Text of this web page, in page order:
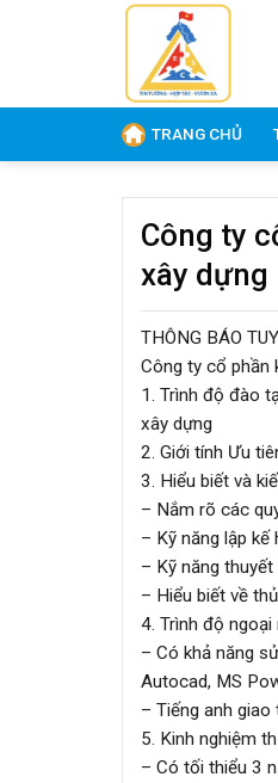
TRANG CHỦ
Công ty
xây dựng
THÔNG BÁO
Công ty cổ phần
1. Trình độ đào
xây dựng
2. Giới tính Ưu
3. Hiểu biết và
– Nắm rõ các
– Kỹ năng lập
– Kỹ năng thuyết
– Hiểu biết về
4. Trình độ
– Có khả năng
Autocad, MS
– Tiếng anh
5. Kinh nghiệm
– Có tối thiểu 3